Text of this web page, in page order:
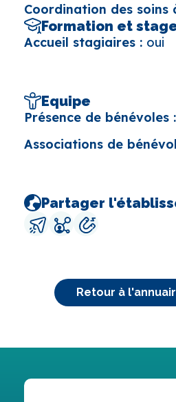
Coordination des soins
Formation et
Accueil stagiaires : oui
Equipe
Présence de bénévoles :
Associations de
Partager
Retour à